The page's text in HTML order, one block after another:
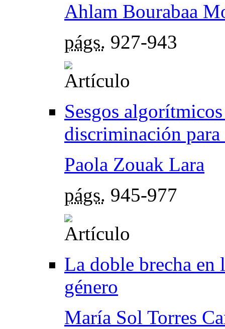
Ahlam Bourabaa
págs. 927-943
Sesgos
discriminación para
Paola Zouak Lara
págs. 945-977
La doble brecha en
género
María Sol Torres